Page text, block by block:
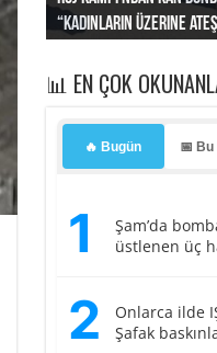
“Kadınların üzerine ateş
Irak’a misilleme tehdidi!
yaptı… İsrail’in “timsah”
kayıtlar başladı
basıldı, kabus yaşatıldı!
📊 EN ÇOK
🔥 Bugün 📅
1
Şam’da
üstlenen üç
2
Onlarca ilde
Şafak